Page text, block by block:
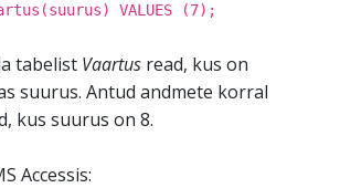
VALUES (7);
tabelist Vaartus read, kus on
suurus. Antud andmete korral
kus suurus on 8.
Accessis: